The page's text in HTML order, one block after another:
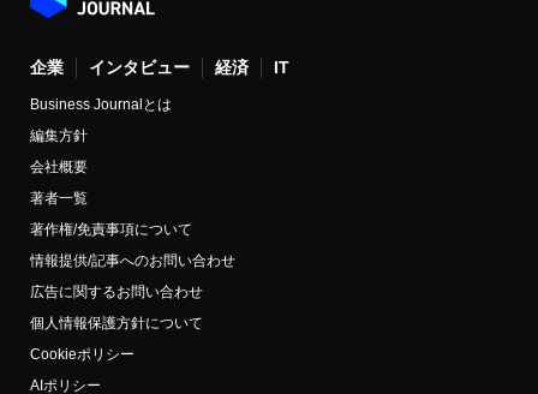
企業 インタビュー 経済 IT
Business Journalとは
編集方針
会社概要
著者一覧
著作権/免責事項について
情報提供/記事へのお問い合わせ
広告に関するお問い合わせ
個人情報保護方針について
Cookieポリシー
AIポリシー